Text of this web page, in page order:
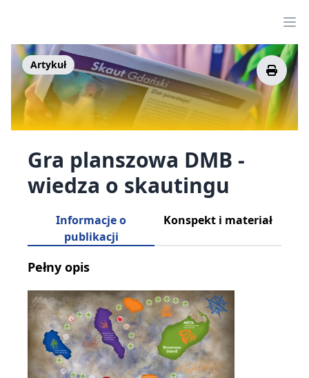
Artykuł
Gra planszowa DMB -
wiedza o skautingu
Informacje o
publikacji
Konspekt i materiał
Pełny opis